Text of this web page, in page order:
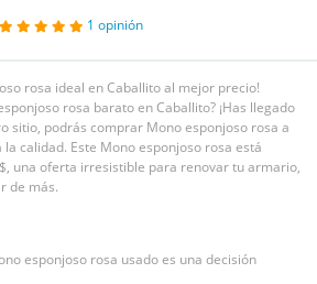
1 opinión
rosa ideal en Caballito al mejor precio!
rosa barato en Caballito? ¡Has llegado
sitio, podrás comprar Mono esponjoso rosa a
calidad. Este Mono esponjoso rosa está
una oferta irresistible para renovar tu armario,
de más.
esponjoso rosa usado es una decisión